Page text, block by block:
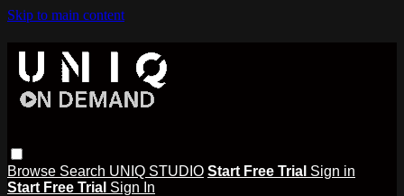
Skip to main content
Browse Search UNIQ STUDIO Start Free Trial Sign in
Start Free Trial Sign In